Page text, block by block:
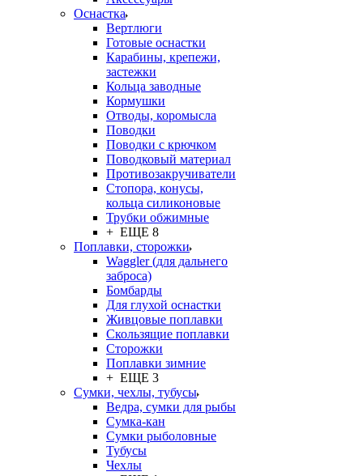
Оснастка
Вертлюги
Готовые оснастки
Карабины, крепежи,
застежки
Кольца заводные
Кормушки
Отводы, коромысла
Поводки
Поводки с крючком
Поводковый материал
Противозакручиватели
Стопора, конусы,
кольца силиконовые
Трубки обжимные
+ ЕЩЕ 8
Поплавки, сторожки
Waggler (для дальнего
заброса)
Бомбарды
Для глухой оснастки
Живцовые поплавки
Скользящие поплавки
Сторожки
Поплавки зимние
+ ЕЩЕ 3
Сумки, чехлы, тубусы
Ведра, сумки для рыбы
Сумка-кан
Сумки рыболовные
Тубусы
Чехлы